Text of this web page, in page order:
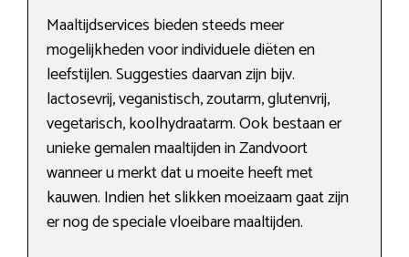
Maaltijdservices bieden steeds meer
mogelijkheden voor individuele diëten en
leefstijlen. Suggesties daarvan zijn bijv.
lactosevrij, veganistisch, zoutarm, glutenvrij,
vegetarisch, koolhydraatarm. Ook bestaan er
unieke gemalen maaltijden in Zandvoort
wanneer u merkt dat u moeite heeft met
kauwen. Indien het slikken moeizaam gaat zijn
er nog de speciale vloeibare maaltijden.